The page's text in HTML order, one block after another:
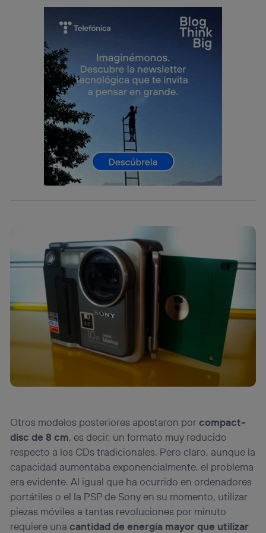
Otros modelos posteriores apostaron porcompact-
disc de 8 cm, es decir, un formato muy reducido
respecto a los CDs tradicionales. Pero claro, aunque la
capacidad aumentaba exponencialmente, el problema
era evidente. Al igual que ha ocurrido en ordenadores
portátiles o el la PSP de Sony en su momento, utilizar
piezas móviles a tantas revoluciones por minuto
requiere unacantidad de energía mayor que utilizar
lo que cualquier persona que conecte su dispositivo y
consienta el uso de la tecnología recibirá el mismo
identificador. Típicamente:
Si utilizas una
conexión de banda ancha
(p. ej., Wi-Fi),
el marketing o análisis se realizará en función de las
actividades de navegación de los miembros del hogar
que hayan dado su consentimiento.
Si utilizasdatos móviles
, el marketing será más
personalizado, ya que se basará únicamente en la
navegación del usuario del móvil.
Puedes gestionar los consentimientos Utiq seleccionando
“Administrar Utiq” en la parte inferior de esta página web o
visitando el portal de privacidad de Utiq
(“consenthub”)
. Para más información, consulta
política de privacidad de Utiq.